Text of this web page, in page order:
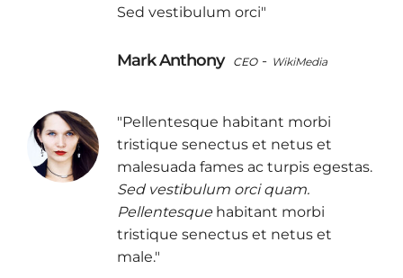
Sed vestibulum orci"
Mark Anthony CEO - WikiMedia
"Pellentesque habitant morbi
tristique senectus et netus et
malesuada fames ac turpis egestas.
Sed vestibulum orci quam.
Pellentesquehabitant morbi
tristique senectus et netus et
male."